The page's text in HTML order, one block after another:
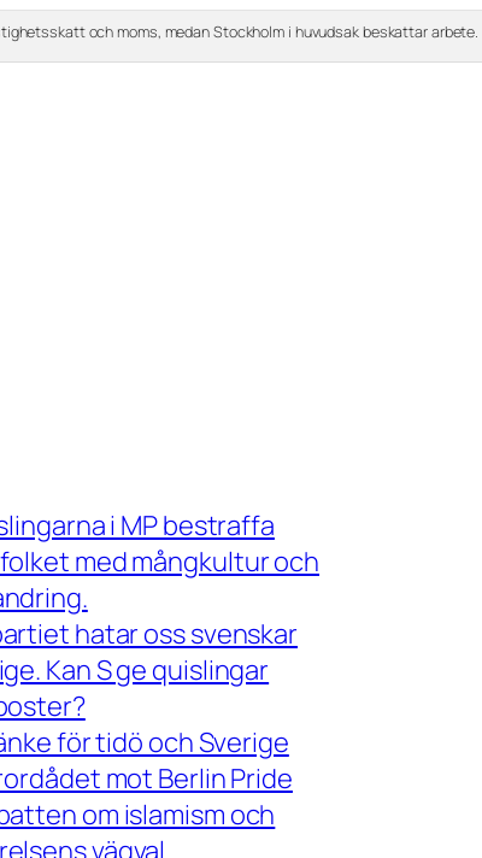
och moms, medan Stockholm i huvudsak beskattar arbete.
i MP bestraffa
med mångkultur och
hatar oss svenskar
Kan S ge quislingar
för tidö och Sverige
mot Berlin Pride
om islamism och
vägval